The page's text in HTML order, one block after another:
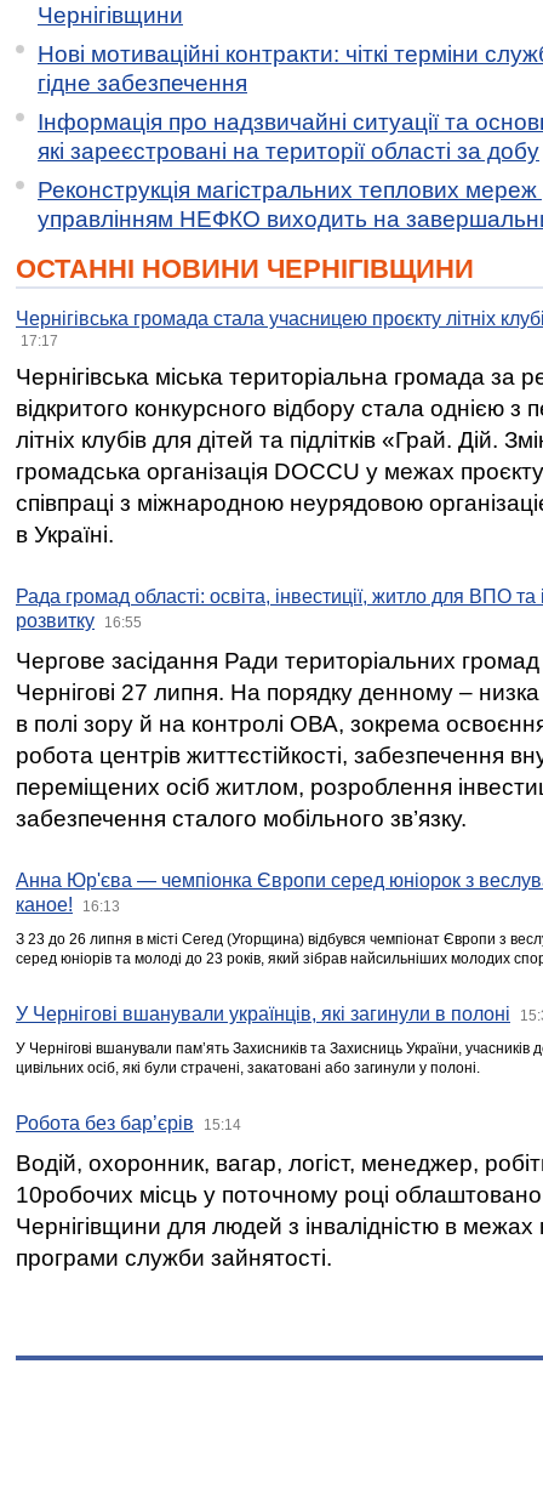
Чернігівщини
Нові мотиваційні контракти: чіткі терміни
гідне забезпечення
Інформація про надзвичайні ситуації та
які зареєстровані на території області за добу
Реконструкція магістральних теплових мереж
управлінням НЕФКО виходить на
ОСТАННІ НОВИНИ ЧЕРНІГІВЩИНИ
Чернігівська громада стала учасницею проєкту літніх
17:17
Чернігівська міська територіальна громада за
відкритого конкурсного відбору стала однією
літніх клубів для дітей та підлітків «Грай. Дій.
громадська організація DOCCU у межах
співпраці з міжнародною неурядовою
в Україні.
Рада громад області: освіта, інвестиції, житло для ВПО
розвитку
16:55
Чергове засідання Ради територіальних громад
Чернігові 27 липня. На порядку денному –
в полі зору й на контролі ОВА, зокрема освоєння
робота центрів життєстійкості, забезпечення
переміщених осіб житлом, розроблення
забезпечення сталого мобільного зв’язку.
Анна Юр'єва — чемпіонка Європи серед юніорок з
каное!
16:13
З 23 до 26 липня в місті Сегед (Угорщина) відбувся чемпіонат Європи з
серед юніорів та молоді до 23 років, який зібрав найсильніших молодих
У Чернігові вшанували українців, які загинули в полоні
У Чернігові вшанували пам’ять Захисників та Захисниць України,
цивільних осіб, які були страчені, закатовані або загинули у полоні.
Робота без бар’єрів 15:14
Водій, охоронник, вагар, логіст, менеджер,
10робочих місць у поточному році
Чернігівщини для людей з інвалідністю в межах
програми служби зайнятості.